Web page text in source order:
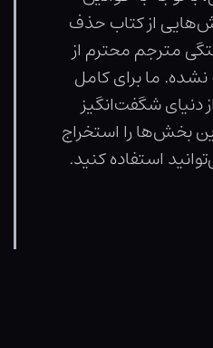
از کتاب حذف
مترجم محترم از
ما برای کامل
دنیای شگفت‌انگیز
بخش‌ها را استخراج
استفاده کنید.